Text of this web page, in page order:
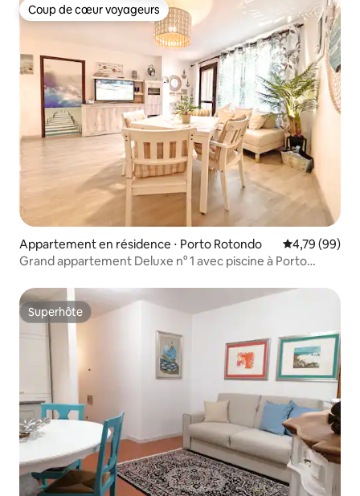
Coup de cœur voyageurs
Coup de cœur voyageurs
Appartement en résidence ⋅ Porto Rotondo Évaluation
4,79 (99)
Grand appartement Deluxe n° 1 avec piscine à Porto
Superhôte
Superhôte